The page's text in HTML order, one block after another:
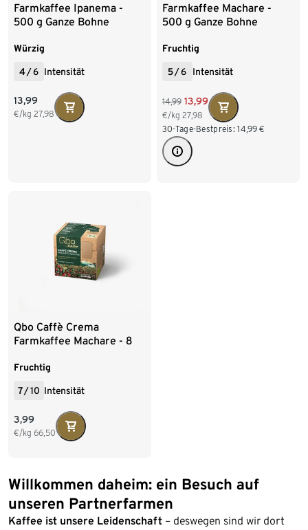
Farmkaffee Ipanema -
500 g Ganze Bohne
Würzig
4/6 Intensität
13,99
€/kg 27,98
Farmkaffee Machare -
500 g Ganze Bohne
Fruchtig
5/6 Intensität
14,99 13,99
€/kg 27,98
30-Tage-Bestpreis: 14,99 €
Qbo Caffè Crema
Farmkaffee Machare - 8
Fruchtig
7/10 Intensität
3,99
€/kg 66,50
Willkommen daheim: ein Besuch auf
unseren Partnerfarmen
Kaffee ist unsere Leidenschaft – deswegen sind wir dort